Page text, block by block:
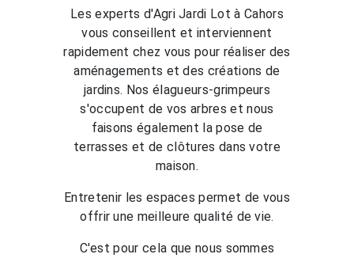
Les experts d'Agri Jardi Lot à Cahors
vous conseillent et interviennent
rapidement chez vous pour réaliser des
aménagements et des créations de
jardins. Nos élagueurs-grimpeurs
s'occupent de vos arbres et nous
faisons également la pose de
terrasses et de clôtures dans votre
maison.
Entretenir les espaces permet de vous
offrir une meilleure qualité de vie.
C'est pour cela que nous sommes